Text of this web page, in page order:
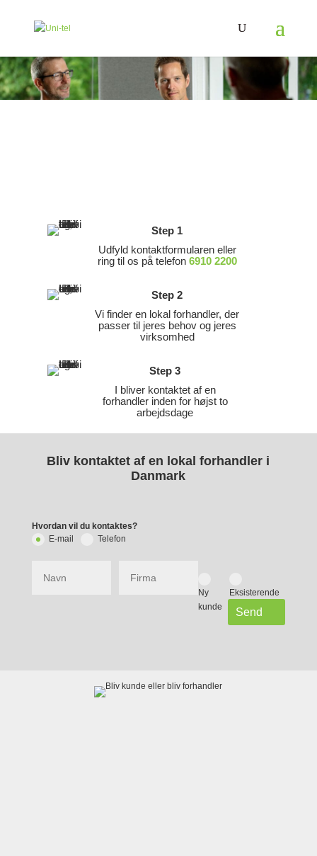
Step 1
Udfyld kontaktformularen eller
ring til os på telefon 6910 2200
Step 2
Vi finder en lokal forhandler, der
passer til jeres behov og jeres
virksomhed
Step 3
I bliver kontaktet af en
forhandler inden for højst to
arbejdsdage
Bliv kontaktet af en lokal forhandler i
Danmark
Hvordan vil du kontaktes?
E-mail
Telefon
Ny
kunde
Eksisterende
kunde
Send